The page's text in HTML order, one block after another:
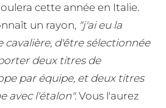
cette année en Italie.
un rayon, "j'ai eu la
cavalière, d'être sélectionnée
deux titres de
par équipe, et deux titres
avec l'étalon". Vous l'aurez